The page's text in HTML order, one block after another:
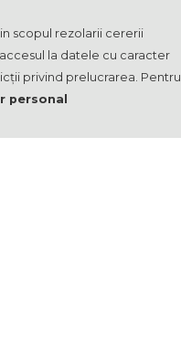
scopul rezolarii cererii
la datele cu caracter
privind prelucrarea. Pentru
personal